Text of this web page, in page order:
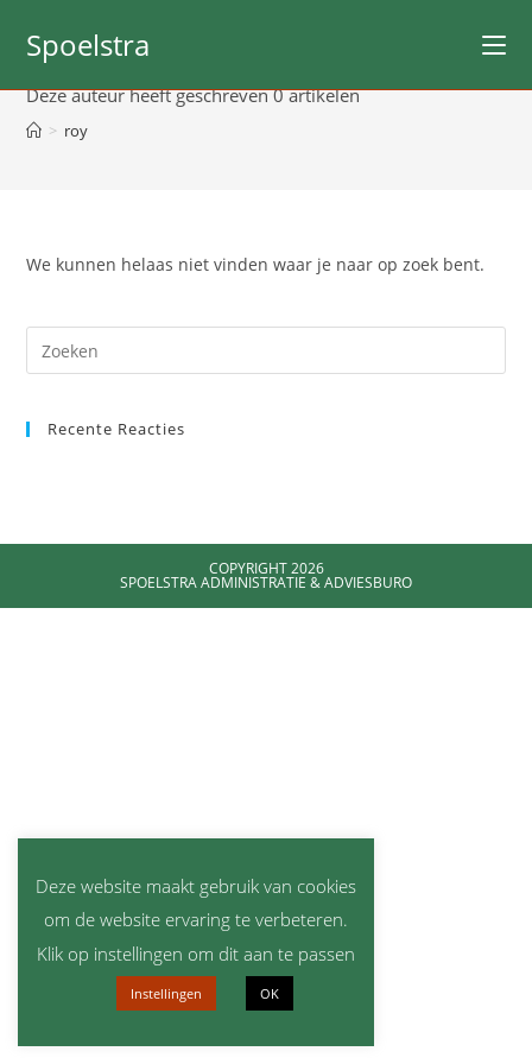
naarSpoelstra
Auteur:roy
Deze auteur heeft geschreven 0 artikelen
> roy
We kunnen helaas niet vinden waar je naar op zoek bent.
Zoek
op
siteRecente Reacties
COPYRIGHT 2026
SPOELSTRA ADMINISTRATIE & ADVIESBURO
Deze website maakt gebruik van cookies
om de website ervaring te verbeteren.
Klik op instellingen om dit aan te passen
Instellingen OK